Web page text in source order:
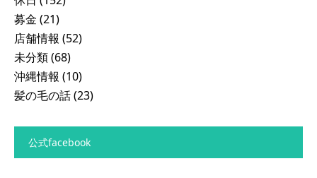
募金 (21)
店舗情報 (52)
未分類(68)
沖縄情報 (10)
髪の毛の話(23)
公式facebook